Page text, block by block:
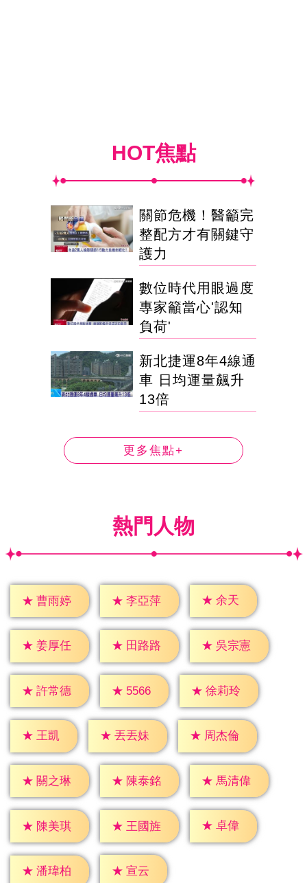
HOT焦點
關節危機！醫籲完
整配方才有關鍵守
護力
數位時代用眼過度
專家籲當心'認知
負荷'
新北捷運8年4線通
車 日均運量飆升
13倍
更多焦點+
熱門人物
★ 曹雨婷 ★ 李亞萍 ★ 余天
★ 姜厚任 ★ 田路路 ★ 吳宗憲
★ 許常德 ★ 5566 ★ 徐莉玲
★ 王凱 ★ 丟丟妹 ★ 周杰倫
★ 關之琳 ★ 陳泰銘 ★ 馬清偉
★ 陳美琪 ★ 王國旌 ★ 卓偉
★ 潘瑋柏 ★ 宣云